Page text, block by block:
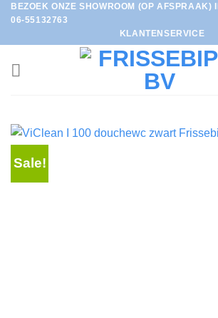
Ga
naar
inhoud
BEZOEK ONZE SHOWROOM (OP AFSPRAAK)
06-55132763
KLANTENSERVICE
Sale!